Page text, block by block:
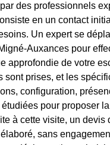
des professionnels
en un contact
Un expert se
Auxances pour
approfondie de votre
sont prises, et les
configuration,
pour proposer
à cette visite, un devis
sans